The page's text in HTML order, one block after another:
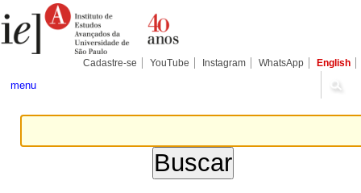
para
conteúdo.
Pessoais
Cadastre-se YouTube Instagram WhatsApp English
menu